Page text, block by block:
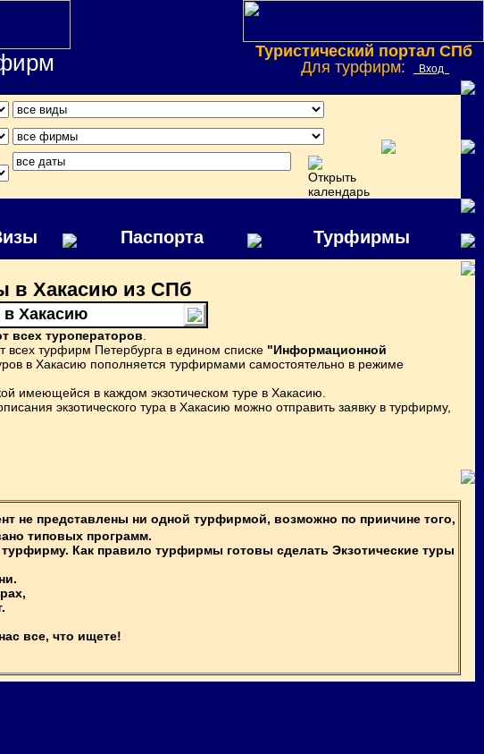
Туристический портал СПб
Для турфирм:
Вход
Паспорта Турфирмы
в Хакасию из СПб
Хакасию
всех туроператоров
всех турфирм Петербурга в едином списке "Информационной
в Хакасию пополняется турфирмами самостоятельно в режиме
имеющейся в каждом экзотическом туре в Хакасию.
экзотического тура в Хакасию можно отправить заявку в турфирму,
не представлены ни одной турфирмой, возможно по приичине того,
типовых программ.
Как правило турфирмы готовы сделать Экзотические туры
все, что ищете!